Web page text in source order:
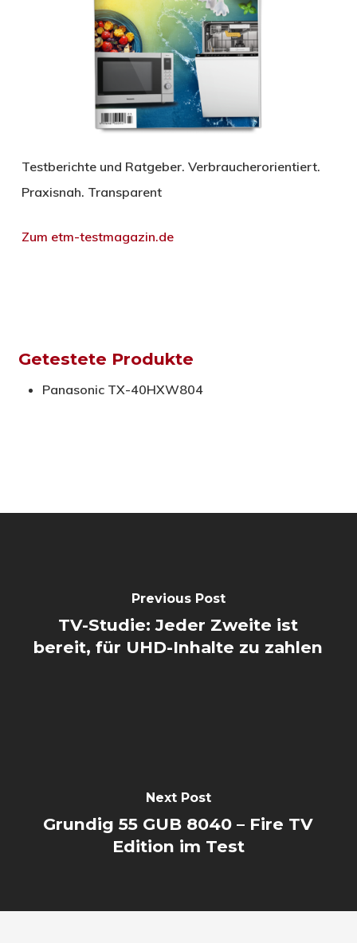
Testberichte und Ratgeber. Verbraucherorientiert.
Praxisnah. Transparent
Zum etm-testmagazin.de
Getestete Produkte
Panasonic TX-40HXW804
Previous Post
TV-Studie: Jeder Zweite ist
bereit, für UHD-Inhalte zu zahlen
Next Post
Grundig 55 GUB 8040 – Fire TV
Edition im Test